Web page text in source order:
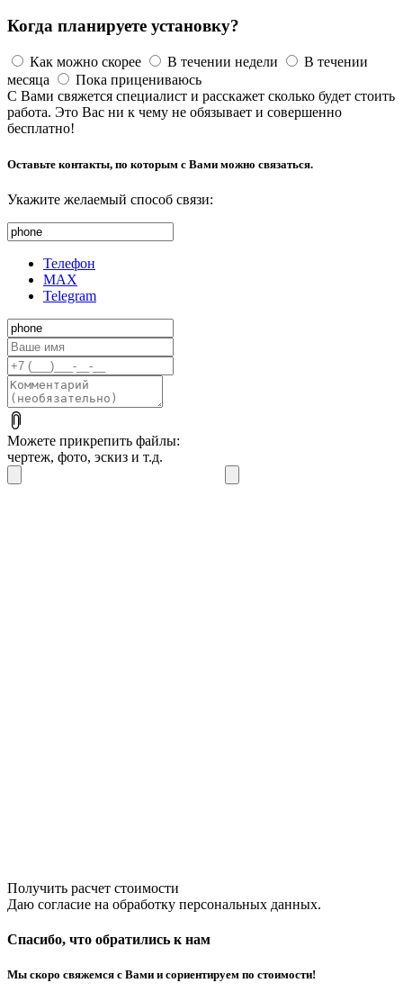
Когда планируете установку?
Как можно скорее В течении недели
В течении
месяца
Пока прицениваюсь
С Вами свяжется специалист и расскажет сколько будет стоить
работа. Это Вас ни к чему не обязывает и совершенно
бесплатно!
Оставьте контакты, по которым с Вами можно связаться.
Укажите желаемый способ связи:
Телефон
MAX
Telegram
Можете прикрепить файлы:
чертеж, фото, эскиз и т.д.
Получить расчет стоимости
Даю согласие на обработку персональных данных.
Спасибо, что обратились к нам
Мы скоро свяжемся с Вами и сориентируем по стоимости!